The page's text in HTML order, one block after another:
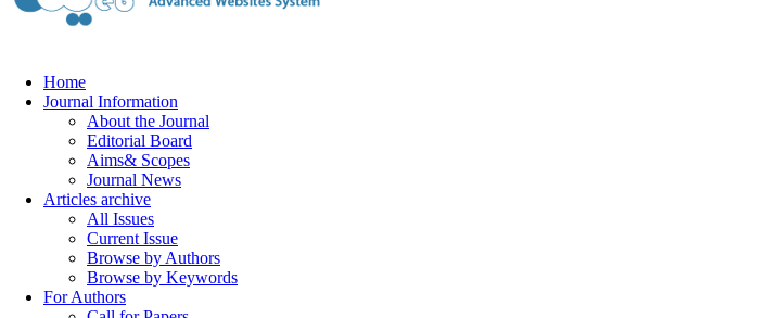
Home
Journal Information
About the Journal
Editorial Board
Aims& Scopes
Journal News
Articles archive
All Issues
Current Issue
Browse by Authors
Browse by Keywords
For Authors